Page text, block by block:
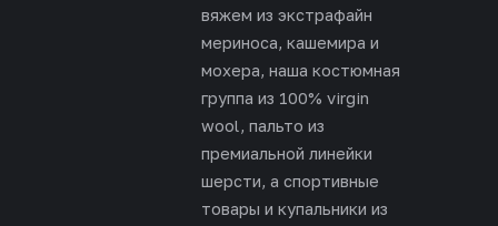
вяжем из экстрафайн
мериноса, кашемира и
мохера, наша костюмная
группа из 100% virgin
wool, пальто из
премиальной линейки
шерсти, а спортивные
товары и купальники из